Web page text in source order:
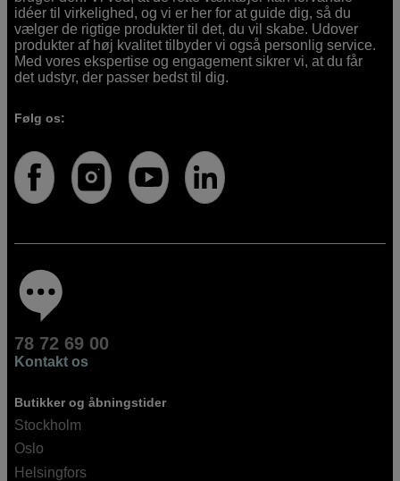
idéer til virkelighed, og vi er her for at guide dig, så du
vælger de rigtige produkter til det, du vil skabe. Udover
produkter af høj kvalitet tilbyder vi også personlig service.
Med vores ekspertise og engagement sikrer vi, at du får
det udstyr, der passer bedst til dig.
Følg os:
78 72 69 00
Kontakt os
Butikker og åbningstider
Stockholm
Oslo
Helsingfors